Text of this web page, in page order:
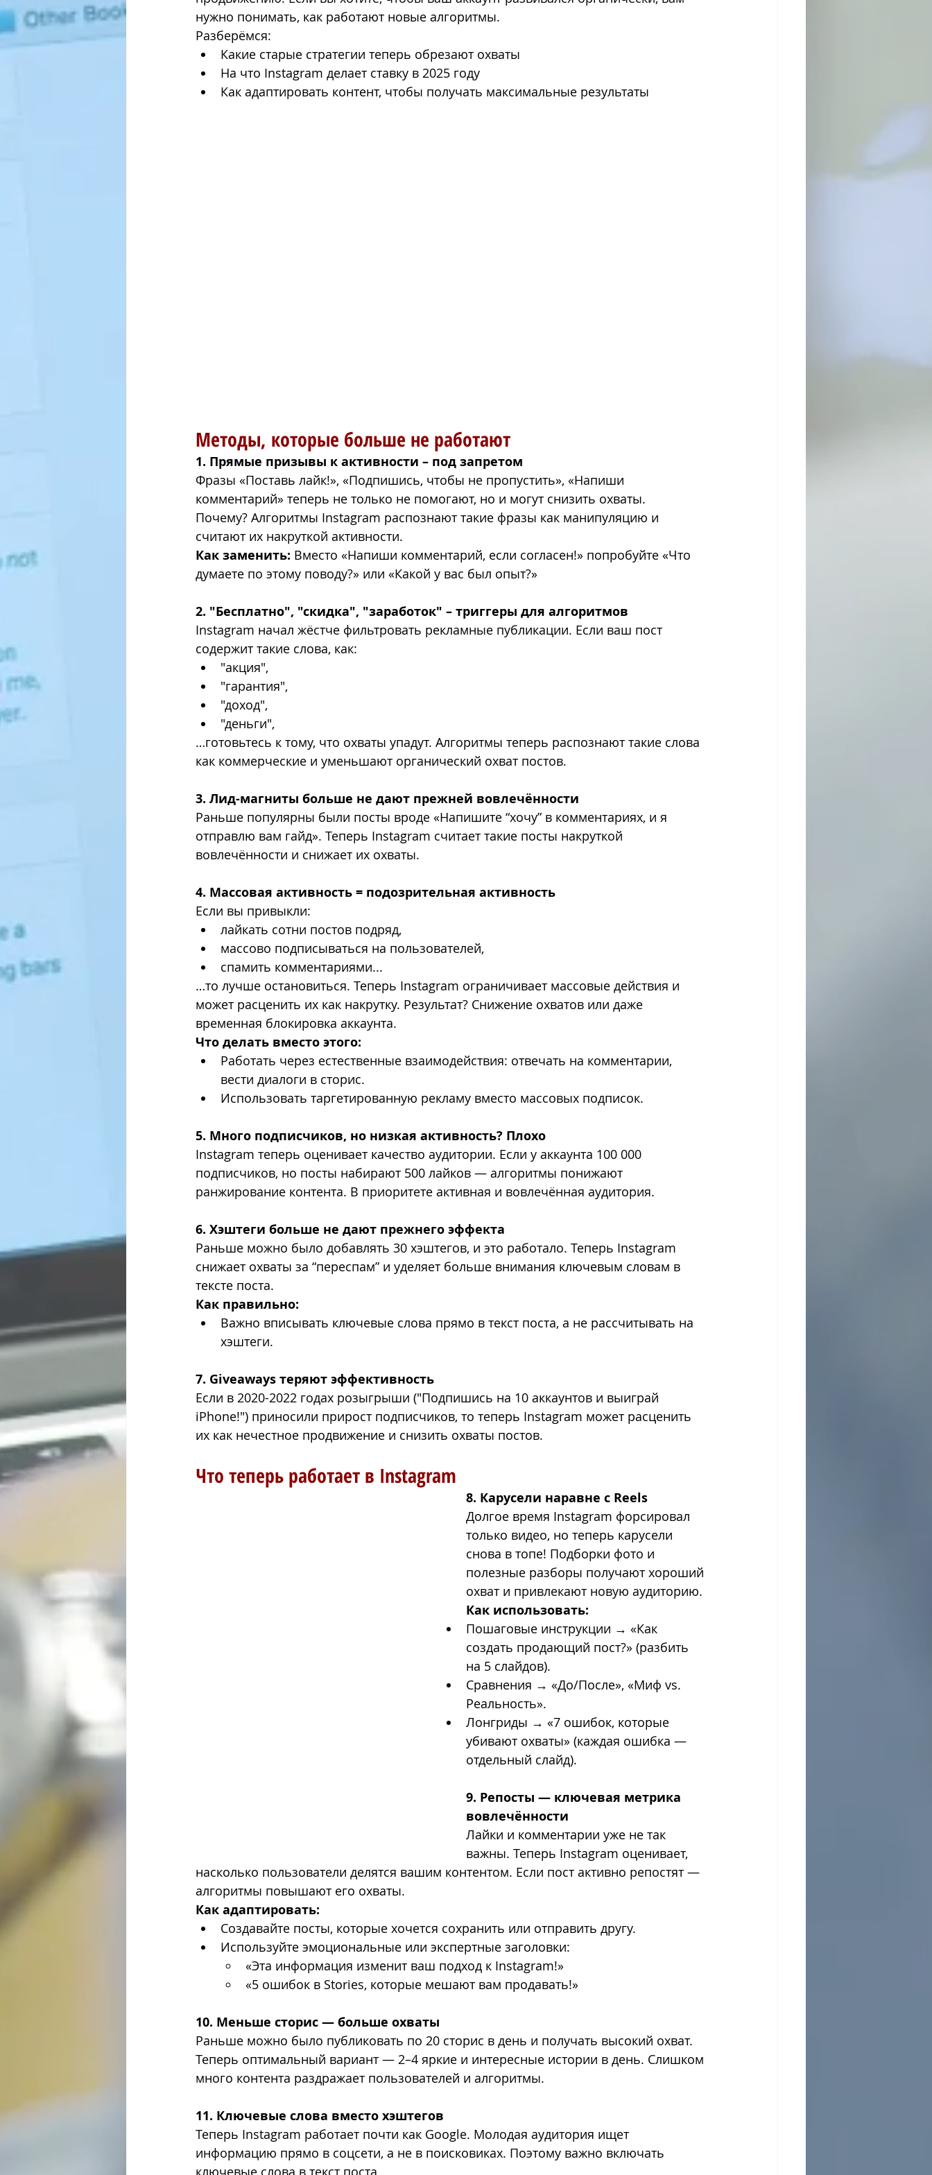
אסטרטגיות שיווק ניהול דפי פייסבוק
אופטימיזציה להגדלת מכירות
нужно понимать, как работают новые алгоритмы.
Разберёмся:
Какие старые стратегии теперь обрезают охваты
На что Instagram делает ставку в 2025 году
Как адаптировать контент, чтобы получать максимальные результаты
Методы, которые больше не работают
1. Прямые призывы к активности – под запретом
Фразы «Поставь лайк!», «Подпишись, чтобы не пропустить», «Напиши
комментарий» теперь не только не помогают, но и могут снизить охваты.
Почему? Алгоритмы Instagram распознают такие фразы как манипуляцию и
считают их накруткой активности.
Как заменить: Вместо «Напиши комментарий, если согласен!» попробуйте «Что
думаете по этому поводу?» или «Какой у вас был опыт?»
2. "Бесплатно", "скидка", "заработок" – триггеры для алгоритмов
Instagram начал жёстче фильтровать рекламные публикации. Если ваш пост
содержит такие слова, как:
"акция",
"гарантия",
"доход",
"деньги",
…готовьтесь к тому, что охваты упадут. Алгоритмы теперь распознают такие слова
как коммерческие и уменьшают органический охват постов.
3. Лид-магниты больше не дают прежней вовлечённости
Раньше популярны были посты вроде «Напишите “хочу” в комментариях, и я
отправлю вам гайд». Теперь Instagram считает такие посты накруткой
вовлечённости и снижает их охваты.
4. Массовая активность = подозрительная активность
Если вы привыкли:
лайкать сотни постов подряд,
массово подписываться на пользователей,
спамить комментариями...
…то лучше остановиться. Теперь Instagram ограничивает массовые действия и
может расценить их как накрутку. Результат? Снижение охватов или даже
временная блокировка аккаунта.
Что делать вместо этого:
Работать через естественные взаимодействия: отвечать на комментарии,
вести диалоги в сторис.
Использовать таргетированную рекламу вместо массовых подписок.
5. Много подписчиков, но низкая активность? Плохо
Instagram теперь оценивает качество аудитории. Если у аккаунта 100 000
подписчиков, но посты набирают 500 лайков — алгоритмы понижают
ранжирование контента. В приоритете активная и вовлечённая аудитория.
6. Хэштеги больше не дают прежнего эффекта
Раньше можно было добавлять 30 хэштегов, и это работало. Теперь Instagram
снижает охваты за “переспам” и уделяет больше внимания ключевым словам в
тексте поста.
Как правильно:
Важно вписывать ключевые слова прямо в текст поста, а не рассчитывать на
хэштеги.
7. Giveaways теряют эффективность
Если в 2020-2022 годах розыгрыши ("Подпишись на 10 аккаунтов и выиграй
iPhone!") приносили прирост подписчиков, то теперь Instagram может расценить
их как нечестное продвижение и снизить охваты постов.
Что теперь работает в Instagram
8. Карусели наравне с Reels
Долгое время Instagram форсировал
только видео, но теперь карусели
снова в топе! Подборки фото и
полезные разборы получают хороший
охват и привлекают новую аудиторию.
Как использовать:
Пошаговые инструкции → «Как
создать продающий пост?» (разбить
на 5 слайдов).
Сравнения → «До/После», «Миф vs.
Реальность».
Лонгриды → «7 ошибок, которые
убивают охваты» (каждая ошибка —
отдельный слайд).
9. Репосты — ключевая метрика
вовлечённости
Лайки и комментарии уже не так
важны. Теперь Instagram оценивает,
насколько пользователи делятся вашим контентом. Если пост активно репостят —
алгоритмы повышают его охваты.
Как адаптировать:
Создавайте посты, которые хочется сохранить или отправить другу.
Используйте эмоциональные или экспертные заголовки:
«Эта информация изменит ваш подход к Instagram!»
«5 ошибок в Stories, которые мешают вам продавать!»
10. Меньше сторис — больше охваты
Раньше можно было публиковать по 20 сторис в день и получать высокий охват.
Теперь оптимальный вариант — 2–4 яркие и интересные истории в день. Слишком
много контента раздражает пользователей и алгоритмы.
11. Ключевые слова вместо хэштегов
Теперь Instagram работает почти как Google. Молодая аудитория ищет
информацию прямо в соцсети, а не в поисковиках. Поэтому важно включать